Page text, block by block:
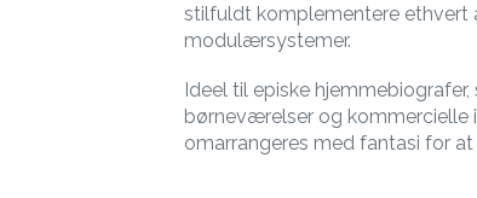
stilfuldt komplementere ethvert
modulærsystemer.
Ideel til episke
børneværelser og kommercielle
omarrangeres med fantasi for